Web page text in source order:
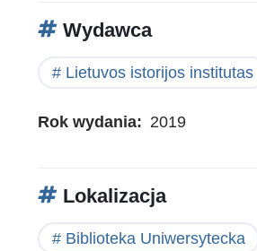
Wydawca
Lietuvos istorijos institutas
Rok wydania 2019
Lokalizacja
Biblioteka Uniwersytecka